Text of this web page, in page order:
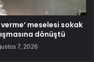
verme’ meselesi sokak
dönüştü
7, 2026